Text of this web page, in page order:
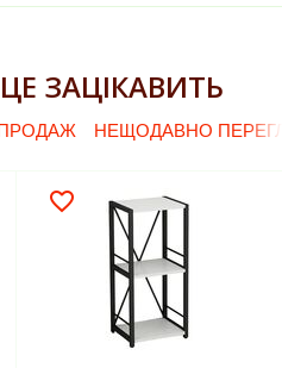
ЗАЦІКАВИТЬ
ПРОДАЖ НЕЩОДАВНО